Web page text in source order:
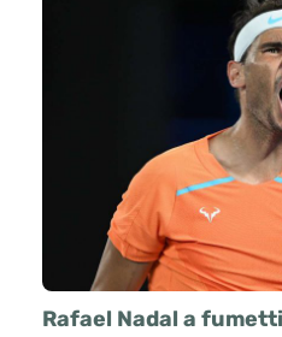
Rafael Nadal a